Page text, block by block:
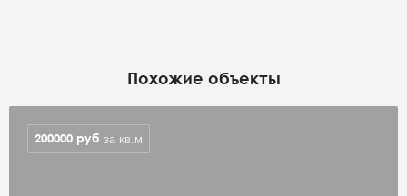
Похожие объекты
200000 руб за кв.м